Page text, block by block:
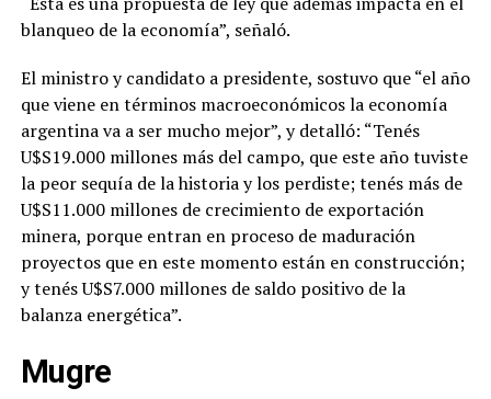
blanqueo de la economía”, señaló.
El ministro y candidato a presidente, sostuvo que “el año
que viene en términos macroeconómicos la economía
argentina va a ser mucho mejor”, y detalló: “Tenés
U$S19.000 millones más del campo, que este año tuviste
la peor sequía de la historia y los perdiste; tenés más de
U$S11.000 millones de crecimiento de exportación
minera, porque entran en proceso de maduración
proyectos que en este momento están en construcción;
y tenés U$S7.000 millones de saldo positivo de la
balanza energética”.
Mugre